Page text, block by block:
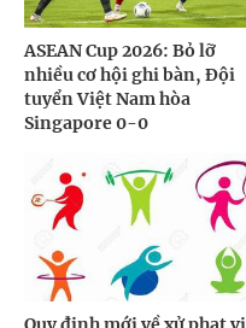
ASEAN Cup 2026: Bỏ lỡ
nhiều cơ hội ghi bàn, Đội
tuyển Việt Nam hòa
Singapore 0-0